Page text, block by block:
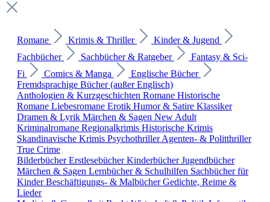
Romane Krimis & Thriller
Kinder & Jugend
Fachbücher
Sachbücher & Ratgeber
Fantasy & Sci-
Fi
Comics & Manga
Englische Bücher
Fremdsprachige Bücher (außer Englisch)
Anthologien & Kurzgeschichten Romane Historische
Romane Liebesromane Erotik Humor & Satire Klassiker
Dramen & Lyrik Märchen & Sagen New Adult
Kriminalromane Regionalkrimis Historische Krimis
Skandinavische Krimis PsychothrillerAgenten- & Politthriller
True Crime
BilderbücherErstlesebücherKinderbücherJugendbücher
Märchen & Sagen Lernbücher & Schulhilfen Sachbücher für
KinderBeschäftigungs- & MalbücherGedichte, Reime &
Lieder